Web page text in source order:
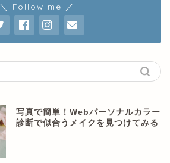
＼ Follow me ／
写真で簡単！Webパーソナルカラー
診断で似合うメイクを見つけてみる